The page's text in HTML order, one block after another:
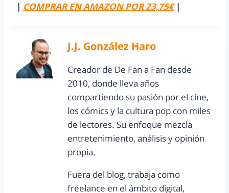
| COMPRAR EN AMAZON POR 23,75€|
J.J. González Haro
Creador de De Fan a Fan desde
2010, donde lleva años
compartiendo su pasión por el cine,
los cómics y la cultura pop con miles
de lectores. Su enfoque mezcla
entretenimiento, análisis y opinión
propia.
Fuera del blog, trabaja como
freelance en el ámbito digital,